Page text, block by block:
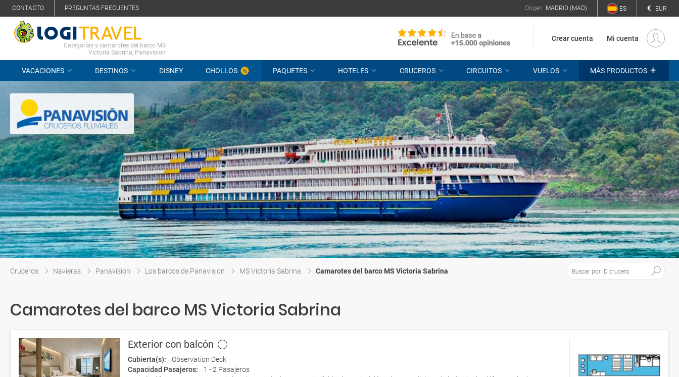
CONTACTO PREGUNTAS FRECUENTES Origen MADRID (MAD) ES € EUR
Categorías y camarotes del barco MS
Victoria Sabrina, Panavision
Crear cuenta Mi cuenta
VACACIONES DESTINOS DISNEY CHOLLOS PAQUETES HOTELES CRUCEROS CIRCUITOS VUELOS MÁS PRODUCTOS +
Cruceros Navieras Panavision Los barcos de Panavision MS Victoria Sabrina Camarotes del barco MS Victoria Sabrina
Camarotes del barco MS Victoria Sabrina
Exterior con balcón
Cubierta(s):
Observation Deck
Capacidad Pasajeros:
1 - 2 Pasajeros